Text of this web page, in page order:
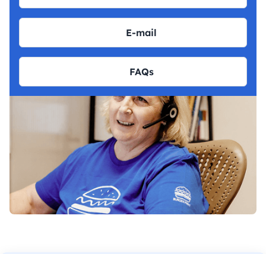
E-mail
FAQs